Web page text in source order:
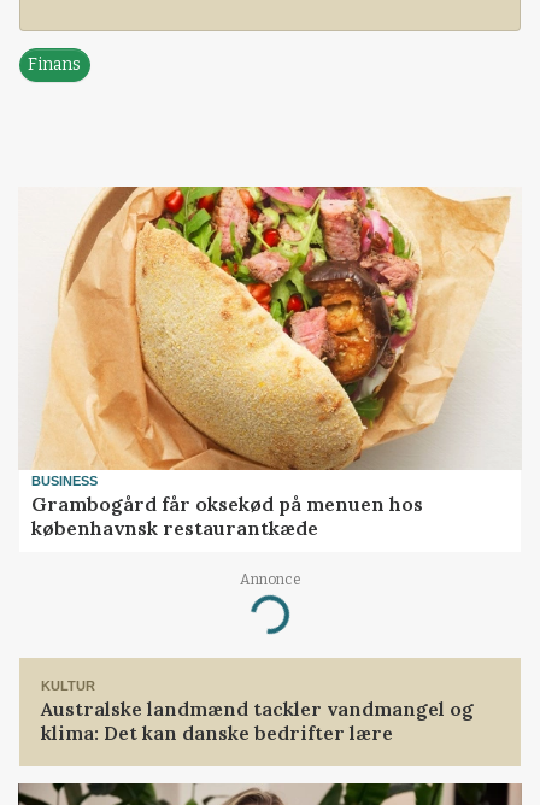
Finans
BUSINESS
Grambogård får oksekød på menuen hos
københavnsk restaurantkæde
Annonce
Loading...
KULTUR
Australske landmænd tackler vandmangel og
klima: Det kan danske bedrifter lære